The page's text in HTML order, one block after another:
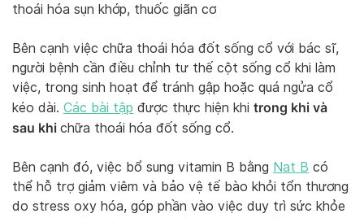
thoái hóa sụn khớp, thuốc giãn cơ
Bên cạnh việc chữa thoái hóa đốt sống cổ với bác sĩ,
người bệnh cần điều chỉnh tư thế cột sống cổ khi làm
việc, trong sinh hoạt để tránh gập hoặc quá ngửa cổ
kéo dài. Các bài tập được thực hiện khi trong khi và
sau khi chữa thoái hóa đốt sống cổ.
Bên cạnh đó, việc bổ sung vitamin B bằng Nat B có
thể hỗ trợ giảm viêm và bảo vệ tế bào khỏi tổn thương
do stress oxy hóa, góp phần vào việc duy trì sức khỏe